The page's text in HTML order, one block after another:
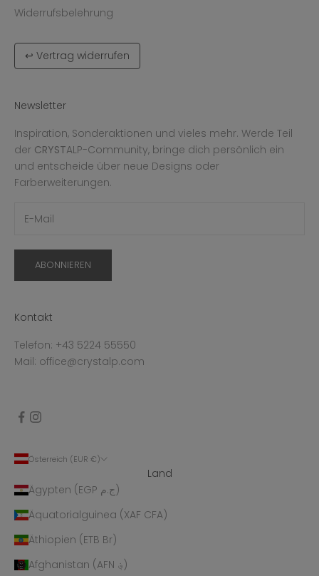
Widerrufsbelehrung
↩ Vertrag widerrufen
Newsletter
Inspiration, Sonderaktionen und vieles mehr. Werde Teil
der CRYSTALP-Community, bringe dich persönlich ein
und entscheide über neue Designs oder
Farberweiterungen.
ABONNIEREN
Kontakt
Telefon: +43 5224 55550
Mail: office@crystalp.com
Österreich (EUR €)
Land
Ägypten (EGP ج.م)
Äquatorialguinea (XAF CFA)
Äthiopien (ETB Br)
Afghanistan (AFN ؋)